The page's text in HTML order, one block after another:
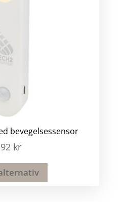
bevegelsessensor
kr